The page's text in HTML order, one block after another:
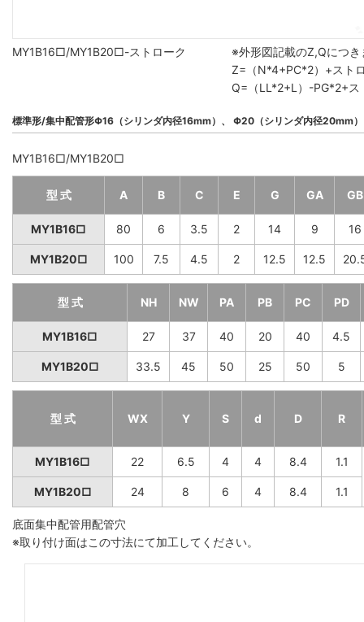
MY1B16□/MY1B20□-ストローク
※外形図記載のZ,Qにつ
Z=（N*4+PC*2）+スト
Q=（LL*2+L）-PG*2+ス
標準形/集中配管形Φ16（シリンダ内径16mm）、 Φ20（シリンダ内径20mm）
MY1B16□/MY1B20□
型 式 A B C E G GA GB
MY1B16□ 80 6 3.5 2 14 9 16
MY1B20□ 100 7.5 4.5 2 12.5 12.5
型 式 NH NW PA PB PC PD
MY1B16□ 27 37 40 20 40 4.5
MY1B20□ 33.5 45 50 25 50 5
型 式 WX Y S d D R
MY1B16□ 22 6.5 4 4 8.4 1.1
MY1B20□ 24 8 6 4 8.4 1.1
底面集中配管用配管穴
※取り付け面はこの寸法にて加工してください。